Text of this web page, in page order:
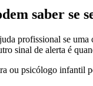
saber se
profissional se uma
sinal de alerta é
ou psicólogo infantil